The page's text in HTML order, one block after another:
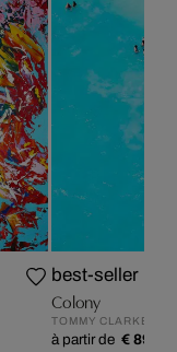
best-seller
Colony
TOMMY CLARKE
à partir de € 899